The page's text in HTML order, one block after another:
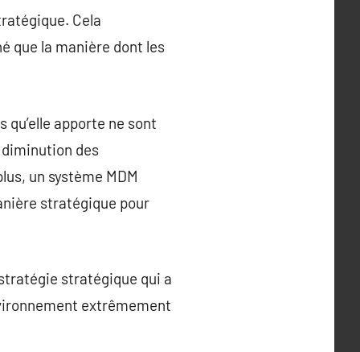
Cela
que la manière dont les
qu’elle apporte ne sont
des
un système MDM
stratégique pour
stratégique qui a
extrêmement